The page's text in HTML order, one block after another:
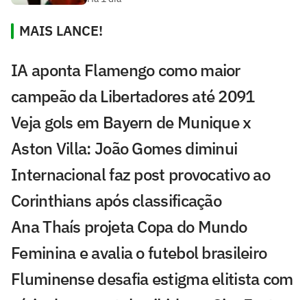
MAIS LANCE!
IA aponta Flamengo como maior
campeão da Libertadores até 2091
Veja gols em Bayern de Munique x
Aston Villa: João Gomes diminui
Internacional faz post provocativo ao
Corinthians após classificação
Ana Thaís projeta Copa do Mundo
Feminina e avalia o futebol brasileiro
Fluminense desafia estigma elitista com